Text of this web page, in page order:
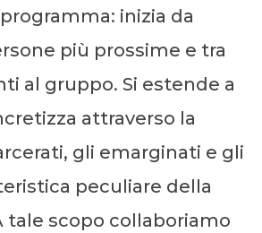
inizia da
più prossime e tra
al gruppo. Si estende a
attraverso la
gli emarginati e gli
peculiare della
tale scopo collaboriamo